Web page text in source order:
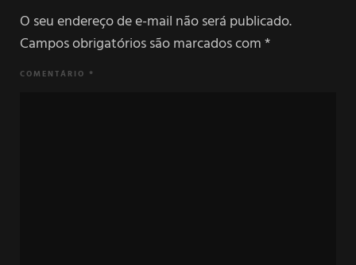
O seu endereço de e-mail não será publicado.
Campos obrigatórios são marcados com*
COMENTÁRIO *